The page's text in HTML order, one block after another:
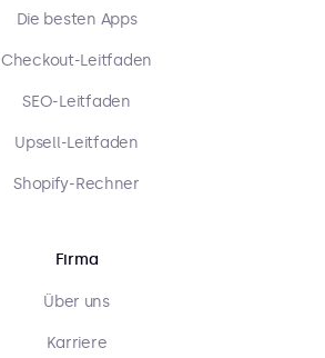
Die besten Apps
Checkout-Leitfaden
SEO-Leitfaden
Upsell-Leitfaden
Shopify-Rechner
Firma
Über uns
Karriere